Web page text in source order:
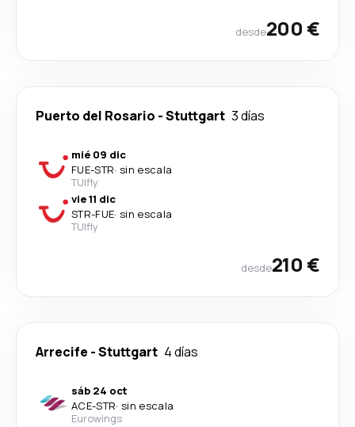
desde200 €
Puerto del Rosario -Stuttgart 3 días
mié 09 dic
FUE-STR· sin escala
TUIfly
vie 11 dic
STR-FUE· sin escala
TUIfly
desde210 €
Arrecife -Stuttgart 4 días
sáb 24 oct
ACE-STR· sin escala
Eurowings